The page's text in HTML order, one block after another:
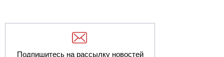
Подпишитесь на рассылку новостей